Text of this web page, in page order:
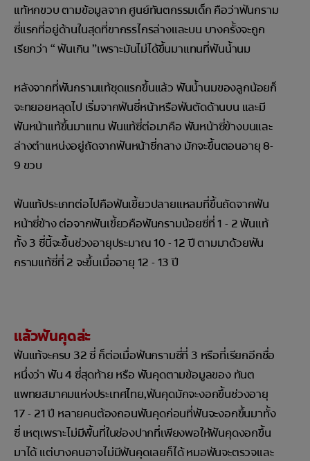
แท้หกขวบ ตามข้อมูลจาก ศูนย์ทันตกรรมเด็ก คือว่าฟันกราม
ซี่แรกที่อยู่ด้านในสุดที่ขากรรไกรล่างและบน บางครั้งจะถูก
เรียกว่า “ ฟันเกิน ”เพราะมันไม่ได้ขึ้นมาแทนที่ฟันน้ำนม
หลังจากที่ฟันกรามแท้ชุดแรกขึ้นแล้ว ฟันน้ำนมของลูกน้อยก็
จะทยอยหลุดไป เริ่มจากฟันซี่หน้าหรือฟันตัดด้านบน และมี
ฟันหน้าแท้ขึ้นมาแทน ฟันแท้ซี่ต่อมาคือ ฟันหน้าซี่ข้างบนและ
ล่างตำแหน่งอยู่ถัดจากฟันหน้าซี่กลาง มักจะขึ้นตอนอายุ 8-
9 ขวบ
ฟันแท้ประเภทต่อไปคือฟันเขี้ยวปลายแหลมที่ขึ้นถัดจากฟัน
หน้าซี่ข้าง ต่อจากฟันเขี้ยวคือฟันกรามน้อยซี่ที่ 1 - 2 ฟันแท้
ทั้ง 3 ซี่นี้จะขึ้นช่วงอายุประมาณ 10 - 12 ปี ตามมาด้วยฟัน
กรามแท้ซี่ที่ 2 จะขึ้นเมื่ออายุ 12 - 13 ปี
แล้วฟันคุดล่ะ
ฟันแท้จะครบ 32 ซี่ ก็ต่อเมื่อฟันกรามซี่ที่ 3 หรือที่เรียกอีกชื่อ
หนึ่งว่า ฟัน 4 ซี่สุดท้าย หรือ ฟันคุดตามข้อมูลของ ทันต
แพทยสมาคมแห่งประเทศไทย,ฟันคุดมักจะงอกขึ้นช่วงอายุ
17 - 21 ปี หลายคนต้องถอนฟันคุดก่อนที่ฟันจะงอกขึ้นมาทั้ง
ซี่ เหตุเพราะไม่มีพื้นที่ในช่องปากที่เพียงพอให้ฟันคุดงอกขึ้น
มาได้ แต่บางคนอาจไม่มีฟันคุดเลยก็ได้ หมอฟันจะตรวจและ